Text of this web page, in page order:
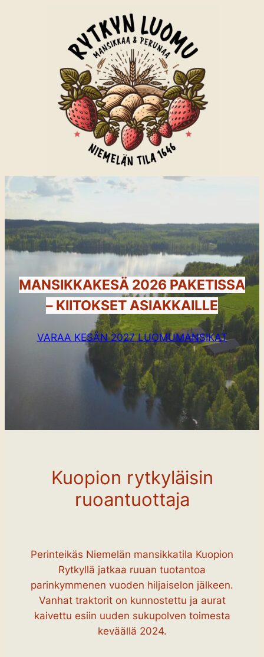
MANSIKKAKESÄ 2026 PAKETISSA
– KIITOKSET ASIAKKAILLE
VARAA KESÄN 2027 LUOMUMANSIKAT
Kuopion rytkyläisin
ruoantuottaja
Perinteikäs Niemelän mansikkatila Kuopion
Rytkyllä jatkaa ruuan tuotantoa
parinkymmenen vuoden hiljaiselon jälkeen.
Vanhat traktorit on kunnostettu ja aurat
kaivettu esiin uuden sukupolven toimesta
keväällä 2024.